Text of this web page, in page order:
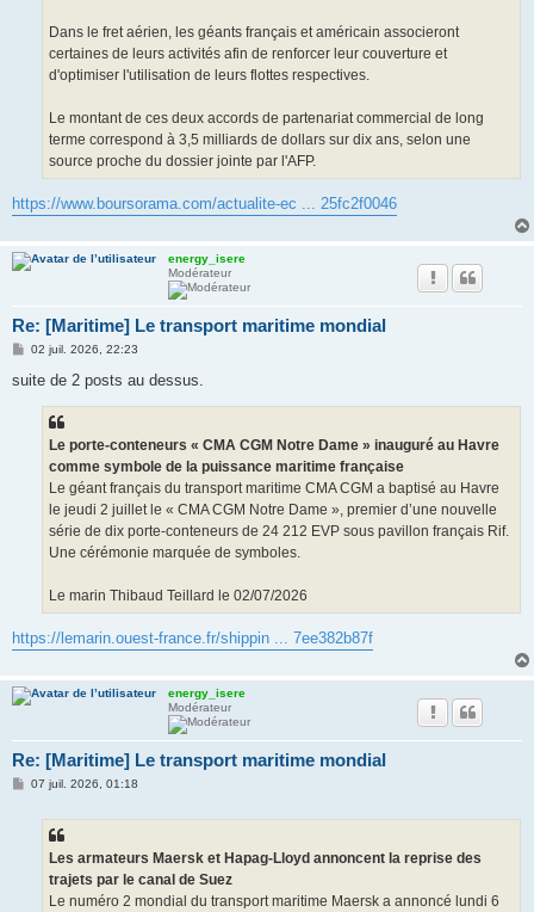
Dans le fret aérien, les géants français et américain associeront
certaines de leurs activités afin de renforcer leur couverture et
d'optimiser l'utilisation de leurs flottes respectives.
Le montant de ces deux accords de partenariat commercial de long
terme correspond à 3,5 milliards de dollars sur dix ans, selon une
source proche du dossier jointe par l'AFP.
https://www.boursorama.com/actualite-ec ... 25fc2f0046
energy_isere
Modérateur
Re: [Maritime] Le transport maritime mondial
M
s
02 juil. 2026, 22:23
suite de 2 posts au dessus.
Le porte-conteneurs « CMA CGM Notre Dame » inauguré au Havre
comme symbole de la puissance maritime française
Le géant français du transport maritime CMA CGM a baptisé au Havre
le jeudi 2 juillet le « CMA CGM Notre Dame », premier d’une nouvelle
série de dix porte-conteneurs de 24 212 EVP sous pavillon français Rif.
Une cérémonie marquée de symboles.
Le marin Thibaud Teillard le 02/07/2026
https://lemarin.ouest-france.fr/shippin ... 7ee382b87f
energy_isere
Modérateur
Re: [Maritime] Le transport maritime mondial
M07 juil. 2026, 01:18
Les armateurs Maersk et Hapag-Lloyd annoncent la reprise des
trajets par le canal de Suez
Le numéro 2 mondial du transport maritime Maersk a annoncé lundi 6